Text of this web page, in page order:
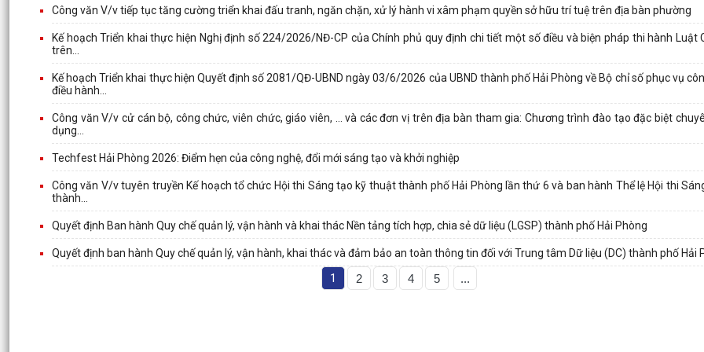
Công văn V/v tiếp tục tăng cường triển khai đấu tranh, ngăn chặn, xử lý hành vi xâm phạm quyền sở hữu trí tuệ trên địa bàn phường
Kế hoạch Triển khai thực hiện Nghị định số 224/2026/NĐ-CP của Chính phủ quy định chi tiết một số điều và biện pháp thi hành Luật
trên...
Kế hoạch Triển khai thực hiện Quyết định số 2081/QĐ-UBND ngày 03/6/2026 của UBND thành phố Hải Phòng về Bộ chỉ số phục vụ
điều hành...
Công văn V/v cử cán bộ, công chức, viên chức, giáo viên, … và các đơn vị trên địa bàn tham gia: Chương trình đào tạo đặc biệt
dụng...
Techfest Hải Phòng 2026: Điểm hẹn của công nghệ, đổi mới sáng tạo và khởi nghiệp
Công văn V/v tuyên truyền Kế hoạch tổ chức Hội thi Sáng tạo kỹ thuật thành phố Hải Phòng lần thứ 6 và ban hành Thể lệ Hội thi
thành...
Quyết định Ban hành Quy chế quản lý, vận hành và khai thác Nền tảng tích hợp, chia sẻ dữ liệu (LGSP) thành phố Hải Phòng
Quyết định ban hành Quy chế quản lý, vận hành, khai thác và đảm bảo an toàn thông tin đối với Trung tâm Dữ liệu (DC) thành phố Hải
1 2 3 4 5 ...